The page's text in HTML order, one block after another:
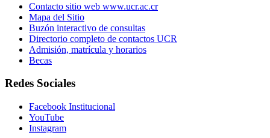
Contacto sitio web www.ucr.ac.cr
Mapa del Sitio
Buzón interactivo de consultas
Directorio completo de contactos UCR
Admisión, matrícula y horarios
Becas
Redes Sociales
Facebook Institucional
YouTube
Instagram